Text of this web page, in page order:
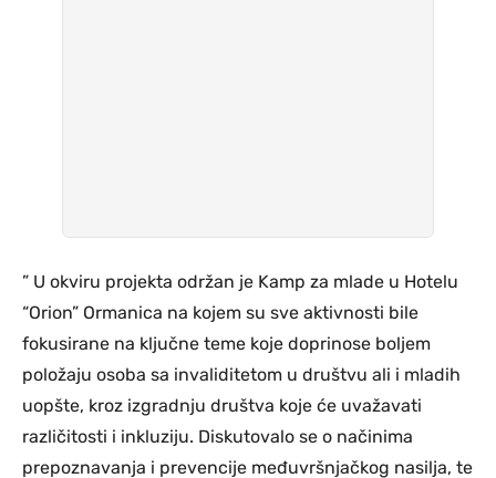
” U okviru projekta održan je Kamp za mlade u Hotelu
“Orion” Ormanica na kojem su sve aktivnosti bile
fokusirane na ključne teme koje doprinose boljem
položaju osoba sa invaliditetom u društvu ali i mladih
uopšte, kroz izgradnju društva koje će uvažavati
različitosti i inkluziju. Diskutovalo se o načinima
prepoznavanja i prevencije međuvršnjačkog nasilja, te